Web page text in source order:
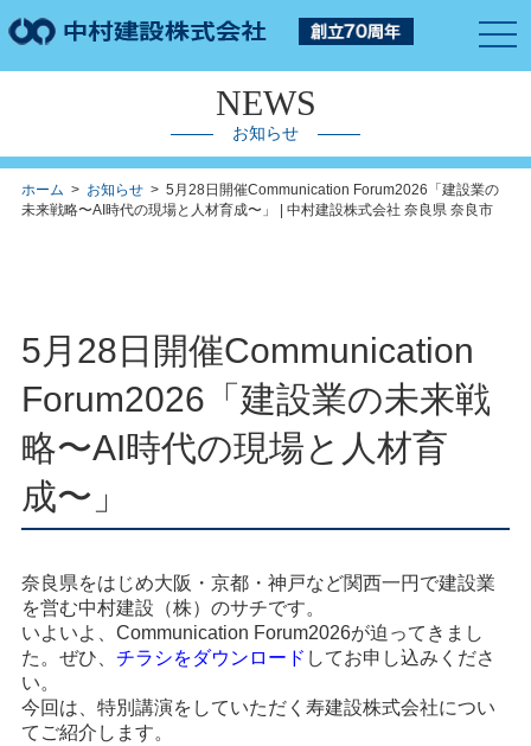
NEWS
お知らせ
ホーム > お知らせ> 5月28日開催Communication Forum2026「建設業の
未来戦略〜AI時代の現場と人材育成〜」 | 中村建設株式会社 奈良県 奈良市
5月28日開催Communication
Forum2026「建設業の未来戦
略〜AI時代の現場と人材育
成〜」
奈良県をはじめ大阪・京都・神戸など関西一円で建設業
を営む中村建設（株）のサチです。
いよいよ、Communication Forum2026が迫ってきまし
た。ぜひ、 チラシをダウンロード してお申し込みくださ
い。
今回は、特別講演をしていただく寿建設株式会社につい
てご紹介します。